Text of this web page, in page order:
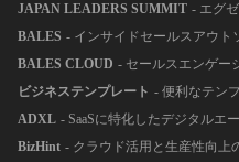
JAPAN LEADERS SUMMIT - エグ
BALES - インサイドセールスアウト
BALES CLOUD - セールスエンゲー
ビジネステンプレート - 便利なテン
ADXL - SaaSに特化したデジタルエ
BizHint - クラウド活用と生産性向上